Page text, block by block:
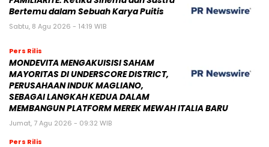
Bertemu dalam Sebuah Karya Puitis
Sabtu, 8 Agu 2026 - 14:19 WIB
Pers Rilis
MONDEVITA MENGAKUISISI SAHAM
MAYORITAS DI UNDERSCORE DISTRICT,
PERUSAHAAN INDUK MAGLIANO,
SEBAGAI LANGKAH KEDUA DALAM
MEMBANGUN PLATFORM MEREK MEWAH ITALIA BARU
Jumat, 7 Agu 2026 - 09:32 WIB
Pers Rilis